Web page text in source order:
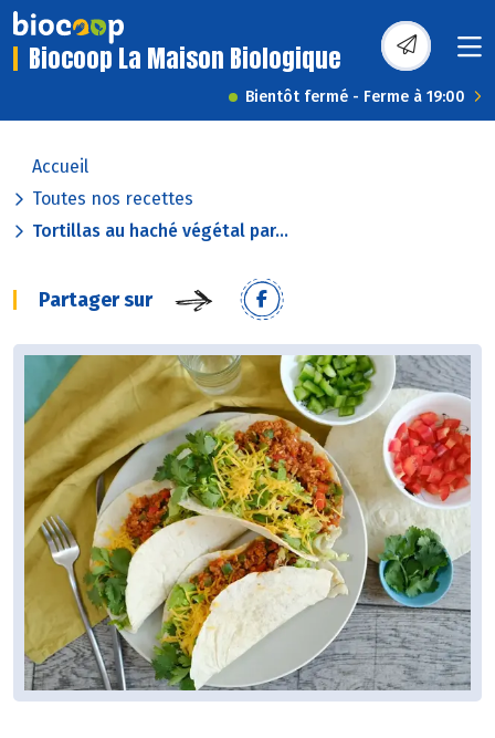
Biocoop La Maison Biologique
Bientôt fermé - Ferme à 19:00
Accueil
Toutes nos recettes
Tortillas au haché végétal par...
Partager sur